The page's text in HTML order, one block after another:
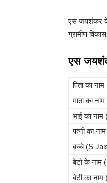
एस जयशंकर के
ग्रामीण
एस
पिता का
माता का
भाई का
पत्नी का
बच्चे (S
बेटों के नाम
बेटी का